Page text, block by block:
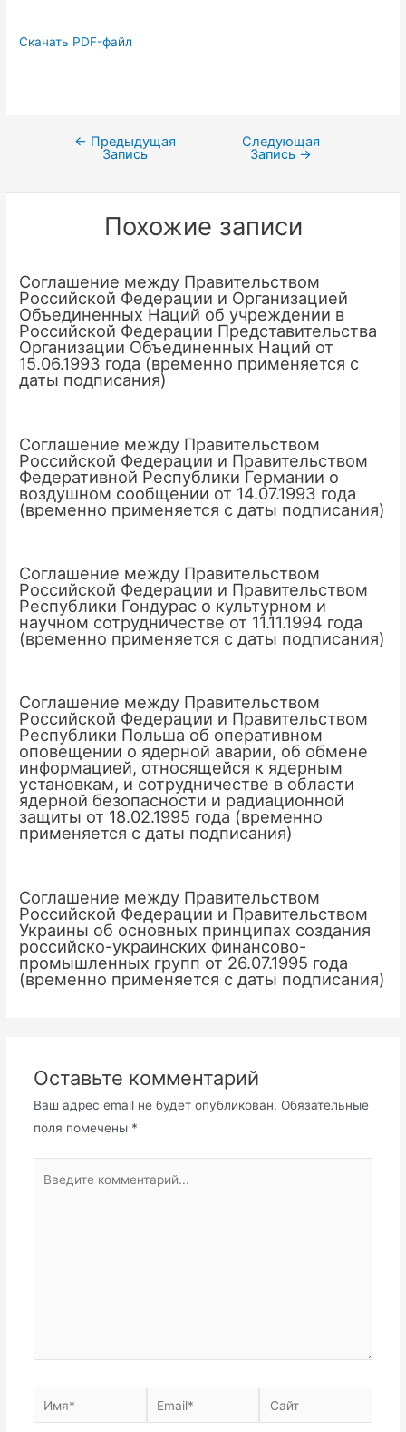
Скачать PDF-файл
Навигация
записям
← Предыдущая
Запись
Следующая
Запись →
Похожие записи
Соглашение между Правительством
Российской Федерации и Организацией
Объединенных Наций об учреждении в
Российской Федерации Представительства
Организации Объединенных Наций от
15.06.1993 года (временно применяется с
даты подписания)
Соглашение между Правительством
Российской Федерации и Правительством
Федеративной Республики Германии о
воздушном сообщении от 14.07.1993 года
(временно применяется с даты подписания)
Соглашение между Правительством
Российской Федерации и Правительством
Республики Гондурас о культурном и
научном сотрудничестве от 11.11.1994 года
(временно применяется с даты подписания)
Соглашение между Правительством
Российской Федерации и Правительством
Республики Польша об оперативном
оповещении о ядерной аварии, об обмене
информацией, относящейся к ядерным
установкам, и сотрудничестве в области
ядерной безопасности и радиационной
защиты от 18.02.1995 года (временно
применяется с даты подписания)
Соглашение между Правительством
Российской Федерации и Правительством
Украины об основных принципах создания
российско-украинских финансово-
промышленных групп от 26.07.1995 года
(временно применяется с даты подписания)
Оставьте комментарий
Ваш адрес email не будет опубликован. Обязательные
поля помечены *
комментарий...
Имя* Email* Сайт